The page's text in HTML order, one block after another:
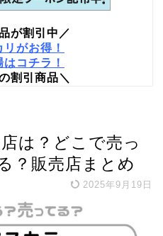
が割引中／
がお得！
コチラ！
割引商品＼
は？どこで売っ
？販売店まとめ
2025年9月19日